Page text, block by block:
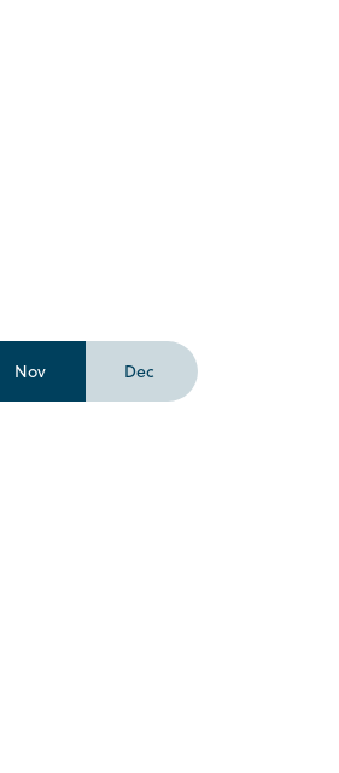
Nov Dec